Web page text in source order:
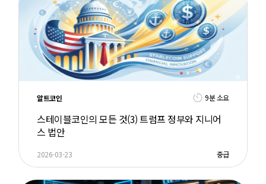
알트코인 9분 소요
스테이블코인의 모든 것(3) 트럼프 정부와 지니어
스 법안
2026-03-23 중급